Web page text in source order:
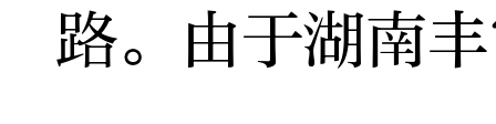
路。由于湖南